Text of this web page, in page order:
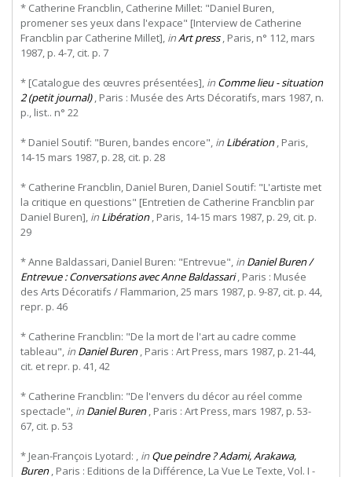
* Catherine Francblin, Catherine Millet: "Daniel Buren,
promener ses yeux dans l'expace" [Interview de Catherine
Francblin par Catherine Millet], inArt press, Paris, n° 112, mars
1987, p. 4-7, cit. p. 7
* [Catalogue des œuvres présentées], in Comme lieu - situation
2 (petit journal), Paris : Musée des Arts Décoratifs, mars 1987, n.
p., list.. n° 22
* Daniel Soutif: "Buren, bandes encore", in Libération, Paris,
14-15 mars 1987, p. 28, cit. p. 28
* Catherine Francblin, Daniel Buren, Daniel Soutif: "L'artiste met
la critique en questions" [Entretien de Catherine Francblin par
Daniel Buren], in Libération, Paris, 14-15 mars 1987, p. 29, cit. p.
29
* Anne Baldassari, Daniel Buren: "Entrevue", in Daniel Buren /
Entrevue : Conversations avec Anne Baldassari, Paris : Musée
des Arts Décoratifs / Flammarion, 25 mars 1987, p. 9-87, cit. p. 44,
repr. p. 46
* Catherine Francblin: "De la mort de l'art au cadre comme
tableau", in Daniel Buren, Paris : Art Press, mars 1987, p. 21-44,
cit. et repr. p. 41, 42
* Catherine Francblin: "De l'envers du décor au réel comme
spectacle", in Daniel Buren, Paris : Art Press, mars 1987, p. 53-
67, cit. p. 53
* Jean-François Lyotard: , in Que peindre ? Adami, Arakawa,
Buren, Paris : Editions de la Différence, La Vue Le Texte, Vol. I -